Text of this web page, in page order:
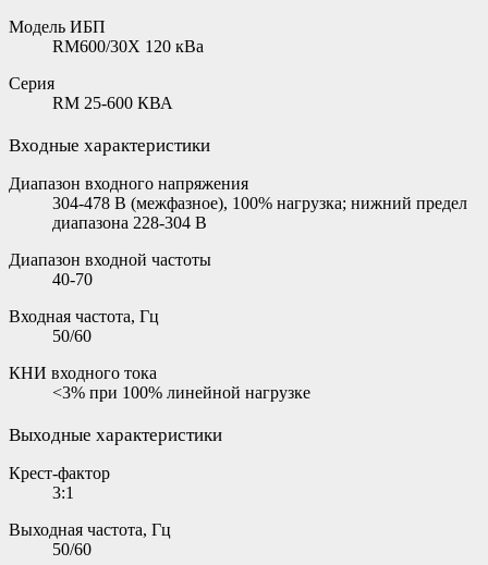
Модель ИБП
RM600/30X 120 кВа
Серия
RM 25-600 КВА
Входные характеристики
Диапазон входного напряжения
304-478 В (межфазное), 100% нагрузка; нижний предел
диапазона 228-304 В
Диапазон входной частоты
40-70
Входная частота, Гц
50/60
КНИ входного тока
<3% при 100% линейной нагрузке
Выходные характеристики
Крест-фактор
3:1
Выходная частота, Гц
50/60